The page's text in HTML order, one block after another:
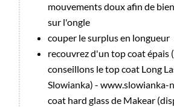
mouvements doux afin de
sur l'ongle
couper le surplus en longueur
recouvrez d'un top coat épais
conseillons le top coat Long
Slowianka) - www.slowianka-
coat hard glass de Makear